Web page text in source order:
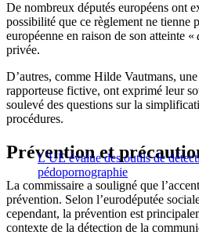
De nombreux députés européens ont
possibilité que ce règlement ne tienne
européenne en raison de son atteinte «
privée.
D’autres, comme Hilde Vautmans,
rapporteuse fictive, ont exprimé leur
soulevé des questions sur la
procédures.
L’UE évalue des outils de
pédopornographie
Prévention et
La commissaire a souligné que
prévention. Selon l’eurodéputée
cependant, la prévention est
contexte de la détection de la